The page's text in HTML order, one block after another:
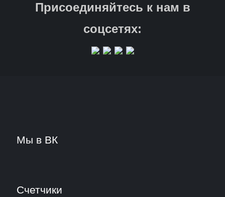
Присоединяйтесь к нам в
соцсетях:
Мы в ВК
Счетчики